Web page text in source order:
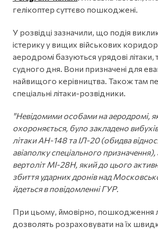
гелікоптер суттєво пошкоджені.
У розвідці зазначили, що подія
істерику у вищих військових
аеродромі базуються урядові літаки,
судного дня. Вони призначені для
найвищого керівництва. Також там
спеціальні літаки-розвідники.
"Невідомими особами на аеродромі,
охороняється, було закладено
літаки АН-148 та ІЛ-20 (обидва
авіаполку спеціального
вертоліт МІ-28Н, який до цього
збиття ударних дронів над
йдеться в повідомленні ГУР.
При цьому, ймовірно, пошкодження
дозволять розраховувати на їх